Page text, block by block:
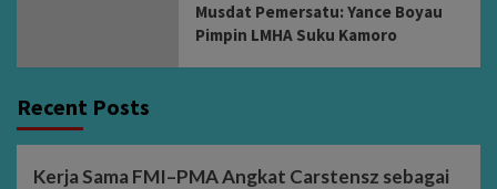
Musdat Pemersatu: Yance Boyau
Pimpin LMHA Suku Kamoro
Recent Posts
Kerja Sama FMI–PMA Angkat Carstensz sebagai